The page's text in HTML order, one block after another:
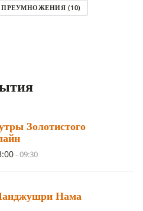
(10)
(7)
ДУЧЕН(5)
(5)
СТРОФ(4)
Золотистого
-09:30
Нама